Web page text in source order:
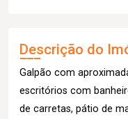
Descrição do
Galpão com
escritórios com
de carretas, pátio de